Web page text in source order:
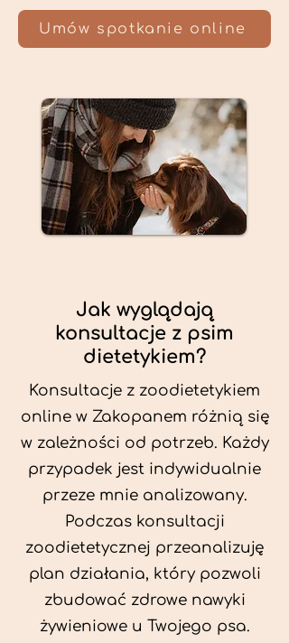
Umów spotkanie online
Jak wyglądają
konsultacje z psim
dietetykiem?
Konsultacje z zoodietetykiem
online w Zakopanem różnią się
w zależności od potrzeb. Każdy
przypadek jest indywidualnie
przeze mnie analizowany.
Podczas konsultacji
zoodietetycznej przeanalizuję
plan działania, który pozwoli
zbudować zdrowe nawyki
żywieniowe u Twojego psa.